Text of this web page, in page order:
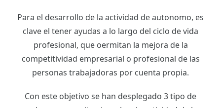
Para el desarrollo de la actividad de autonomo, es
clave el tener ayudas a lo largo del ciclo de vida
profesional, que oermitan la mejora de la
competitividad empresarial o profesional de las
personas trabajadoras por cuenta propia.
Con este objetivo se han desplegado 3 tipo de